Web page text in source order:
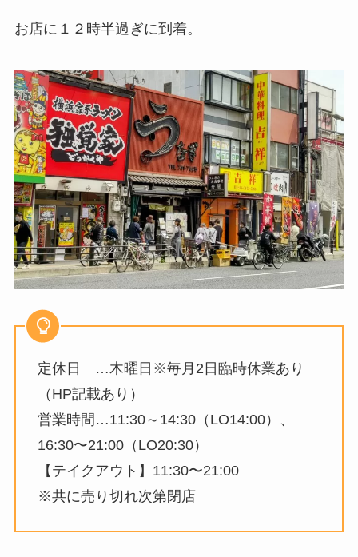
お店に１２時半過ぎに到着。
定休日 …木曜日※毎月2日臨時休業あり
（HP記載あり）
営業時間…11:30～14:30（LO14:00）、
16:30〜21:00（LO20:30）
【テイクアウト】11:30〜21:00
※共に売り切れ次第閉店